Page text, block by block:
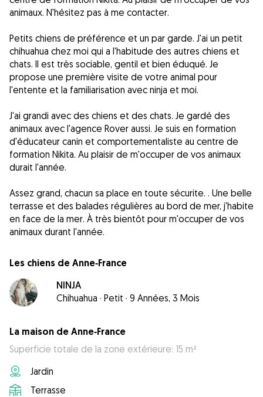
animaux. N'hésitez pas à me contacter.
Petits chiens de préférence et un par garde. J'ai un petit
chihuahua chez moi qui a l'habitude des autres chiens et
chats. Il est très sociable, gentil et bien éduqué. Je
propose une première visite de votre animal pour
l'entente et la familiarisation avec ninja et moi.
J'ai grandi avec des chiens et des chats. Je gardé des
animaux avec l'agence Rover aussi. Je suis en formation
d'éducateur canin et comportementaliste au centre de
formation Nikita. Au plaisir de m'occuper de vos animaux
durait l'année.
Assez grand, chacun sa place en toute sécurite. . Une belle
terrasse et des balades régulières au bord de mer, j'habite
en face de la mer. À très bientôt pour m'occuper de vos
animaux durant l'année.
Les chiens de Anne‐France
NINJA
Chihuahua · Petit · 9 Années, 3 Mois
La maison de Anne‐France
Superficie totale de la zone extérieure: 15 m²
Jardin
Terrasse